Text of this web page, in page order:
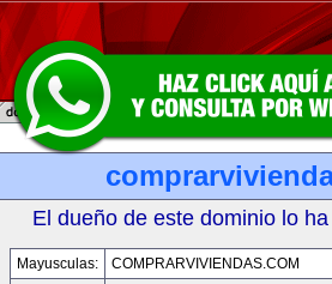
El dueño de este dominio lo
Mayusculas:
COMPRARVIVIENDAS.COM